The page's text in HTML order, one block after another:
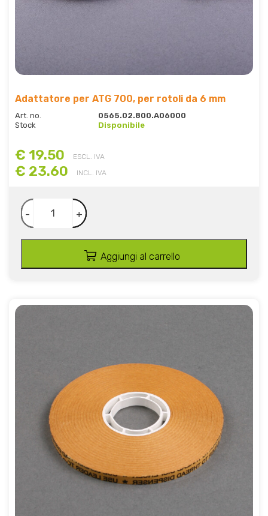
Adattatore per ATG 700, per rotoli da 6 mm
Art. no.
0565.02.800.A06000
Stock
Disponibile
€ 19.50 ESCL. IVA
€ 23.60 INCL. IVA
- +
Aggiungi al carrello